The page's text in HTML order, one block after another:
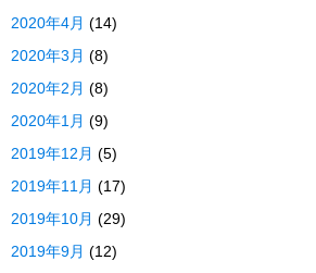
2020年4月 (14)
2020年3月 (8)
2020年2月 (8)
2020年1月 (9)
2019年12月 (5)
2019年11月 (17)
2019年10月 (29)
2019年9月 (12)